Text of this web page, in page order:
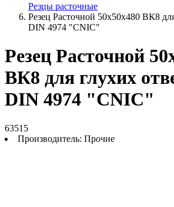
Резцы расточные
Резец Расточной 50х50х480 ВК8
DIN 4974 "CNIC"
Резец Расточной
ВК8 для глухих
DIN 4974 "CNIC"
63515
Производитель: Прочие